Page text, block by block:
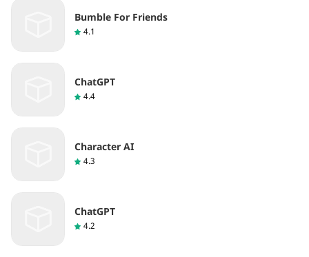
Bumble For Friends
4.1
ChatGPT
4.4
Character AI
4.3
ChatGPT
4.2